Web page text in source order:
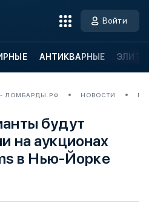
Войти
АНТИКВАРНЫЕ
ЛОМБАРДЫ.РФ НОВОСТИ
будут
на аукционах
в Нью-Йорке